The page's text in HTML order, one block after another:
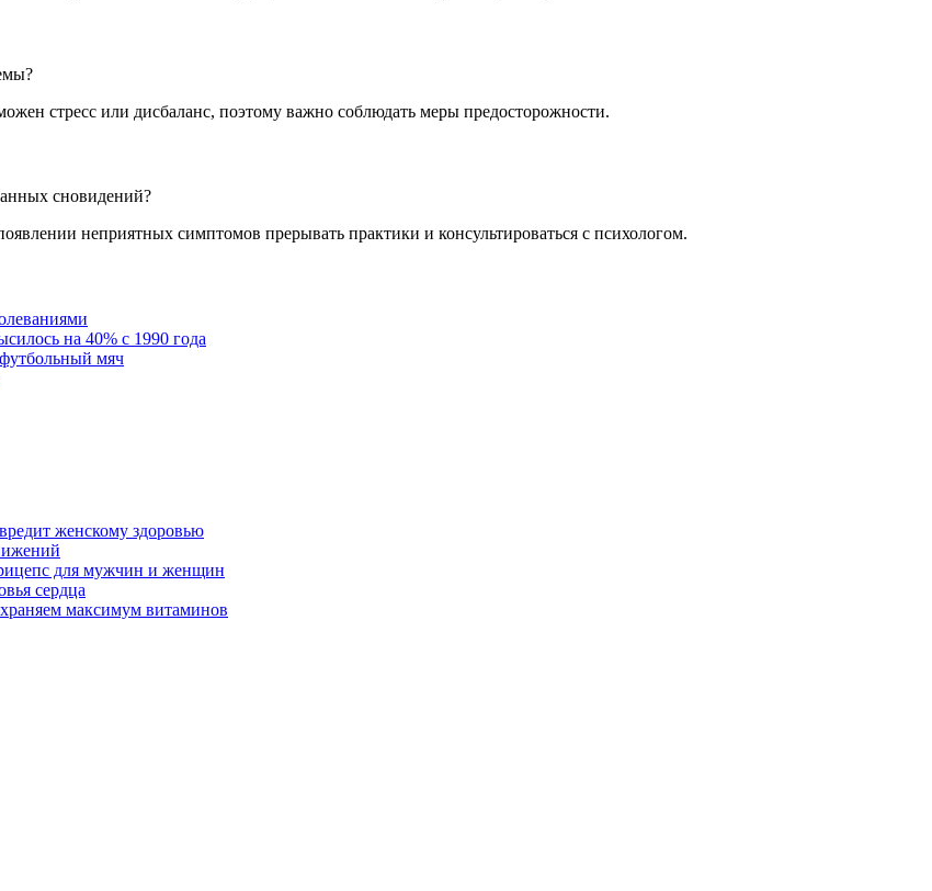
стресс или дисбаланс, поэтому важно соблюдать меры предосторожности.
сновидений?
неприятных симптомов прерывать практики и консультироваться с психологом.
на 40% с 1990 года
мяч
женскому здоровью
для мужчин и женщин
сердца
максимум витаминов